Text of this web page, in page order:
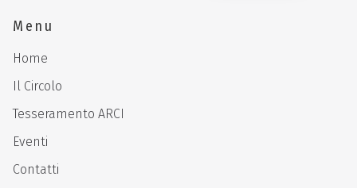
Menu
Home
Il Circolo
Tesseramento ARCI
Eventi
Contatti